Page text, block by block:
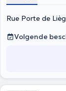
Rue Porte de
Volgende